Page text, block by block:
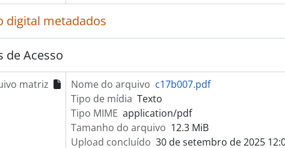
digital metadados
de Acesso
matriz Nome do arquivo c17b007.pdf
Tipo de mídia Texto
Tipo MIME application/pdf
Tamanho do arquivo 12.3 MiB
Upload concluído 30 de setembro de 2025